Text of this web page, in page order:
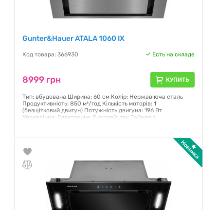
Gunter&Hauer ATALA 1060 IX
Код товара: 366930 Есть на складе
8999 грн КУПИТЬ
Тип: вбудована Ширина: 60 см Колір: Нержавіюча сталь
Продуктивність: 850 м³/год Кількість моторів: 1
(безщітковий двигун) Потужність двигуна: 196 Вт
Управління: Електронне Дисплей: так Таймер з